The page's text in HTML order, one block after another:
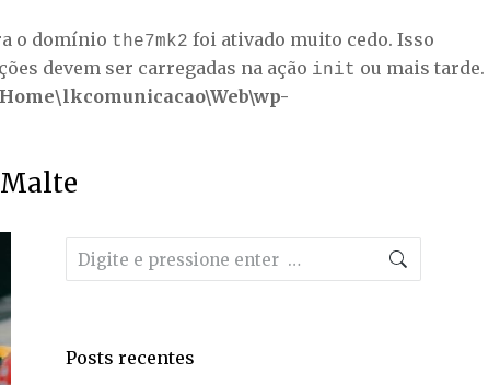
o domínio the7mk2 foi ativado muito cedo. Isso
devem ser carregadas na ação init ou mais tarde.
Search:
Posts recentes